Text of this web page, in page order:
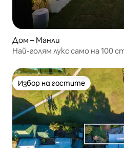
Дом – Манли
Най-голям лукс само на 100
Избор на гостите
Избор на гостите